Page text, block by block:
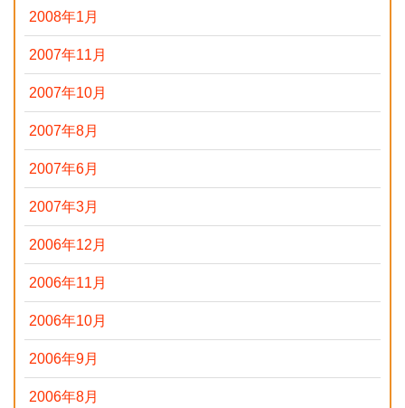
2008年1月
2007年11月
2007年10月
2007年8月
2007年6月
2007年3月
2006年12月
2006年11月
2006年10月
2006年9月
2006年8月